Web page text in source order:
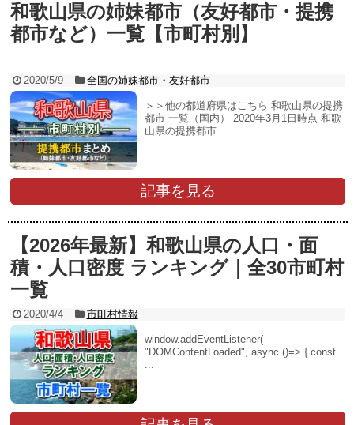
和歌山県の姉妹都市（友好都市・提携
都市など）一覧【市町村別】
2020/5/9 全国の姉妹都市・友好都市
＞＞他の都道府県はこちら 和歌山県の提携
都市 一覧（国内） 2020年3月1日時点 和歌
山県の提携都市 ...
記事を見る
【2026年最新】和歌山県の人口・面
積・人口密度 ランキング｜全30市町村
一覧
2020/4/4 市町村情報
window.addEventListener(
"DOMContentLoaded", async ()=> { const
...